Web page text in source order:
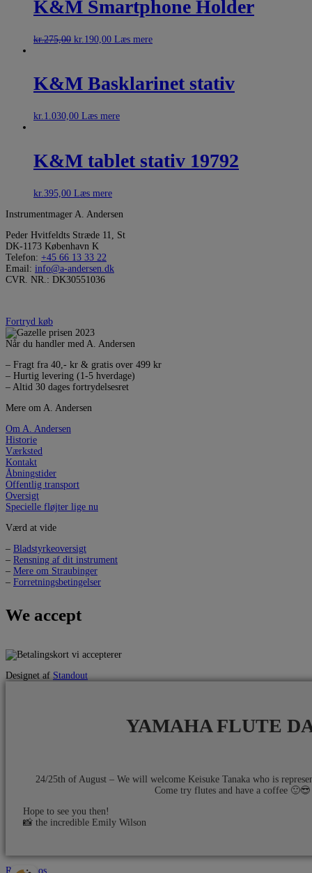
K&M Smartphone Holder
kr.275,00 kr. 190,00 Læs mere
K&M Basklarinet stativ
kr.1.030,00 Læs mere
K&M tablet stativ 19792
kr. 395,00 Læs mere
Instrumentmager A. Andersen
Peder Hvitfeldts Stræde 11, St
DK-1173 København K
Telefon: +45 66 13 33 22
Email: info@a-andersen.dk
CVR. NR.: DK30551036
Fortryd køb
Når du handler med A. Andersen
– Fragt fra 40,- kr & gratis over 499 kr
– Hurtig levering (1-5 hverdage)
– Altid 30 dages fortrydelsesret
Mere om A. Andersen
Om A. Andersen
Historie
Værksted
Kontakt
Åbningstider
Offentlig transport
Oversigt
Specielle fløjter lige nu
Værd at vide
– Bladstyrkeoversigt
– Rensning af dit instrument
– Mere om Straubinger
– Forretningsbetingelser
We accept
Designet af Standout
YAMAHA FLUTE
24/25th of August – We will welcome Keisuke Tanaka who is
Come try flutes and have a coffee 🙂😎​
Hope to see you then!
📸​ the incredible Emily Wilson
Ring til os